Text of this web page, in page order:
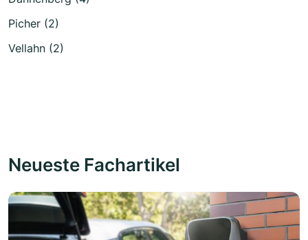
Picher (2)
Vellahn (2)
Neueste Fachartikel